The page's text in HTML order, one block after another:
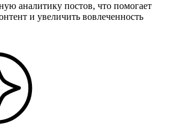
аналитику постов, что помогает
и увеличить вовлеченность